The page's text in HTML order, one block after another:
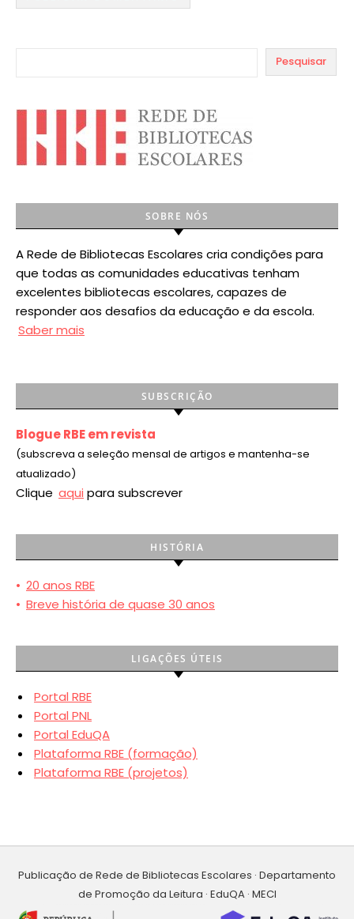
Pesquisar
SOBRE NÓS
A Rede de Bibliotecas Escolares cria condições para
que todas as comunidades educativas tenham
excelentes bibliotecas escolares, capazes de
responder aos desafios da educação e da escola.
Saber mais
SUBSCRIÇÃO
Blogue RBE em revista
(subscreva a seleção mensal de artigos e mantenha-se
atualizado)
Clique aqui para subscrever
HISTÓRIA
• 20 anos RBE
• Breve história de quase 30 anos
LIGAÇÕES ÚTEIS
Portal RBE
Portal PNL
Portal EduQA
Plataforma RBE (formação)
Plataforma RBE (projetos)
Publicação de Rede de Bibliotecas Escolares · Departamento
de Promoção da Leitura · EduQA · MECI